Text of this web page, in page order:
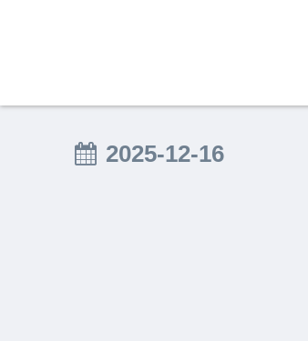
2025-12-16